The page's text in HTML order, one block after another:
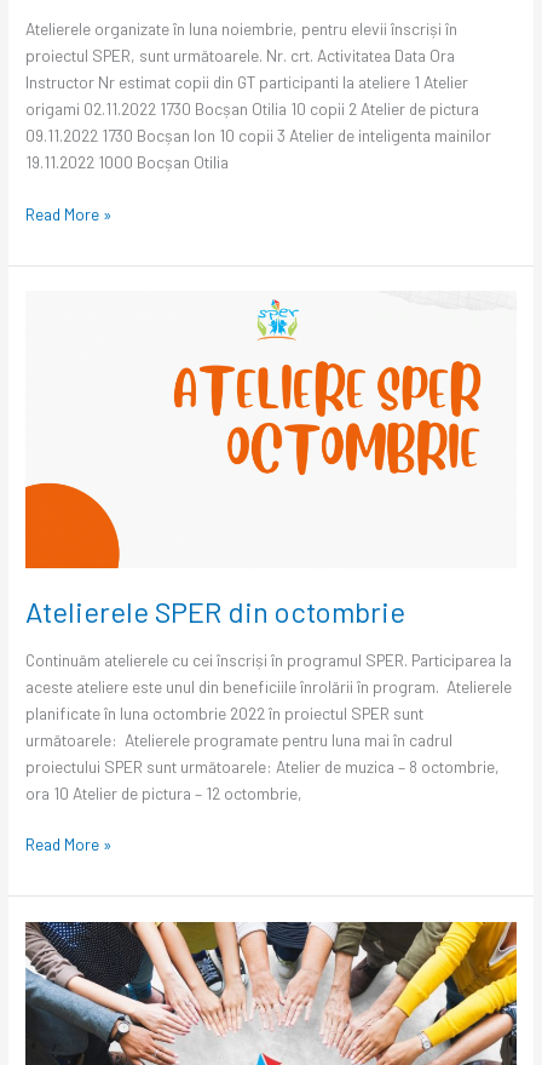
Atelierele organizate în luna noiembrie, pentru elevii înscriși în
proiectul SPER, sunt următoarele. Nr. crt. Activitatea Data Ora
Instructor Nr estimat copii din GT participanti la ateliere 1 Atelier
origami 02.11.2022 1730 Bocșan Otilia 10 copii 2 Atelier de pictura
09.11.2022 1730 Bocșan Ion 10 copii 3 Atelier de inteligenta mainilor
19.11.2022 1000 Bocșan Otilia
Read More »
Atelierele SPER din octombrie
Continuăm atelierele cu cei înscriși în programul SPER. Participarea la
aceste ateliere este unul din beneficiile înrolării în program. Atelierele
planificate în luna octombrie 2022 în proiectul SPER sunt
următoarele: Atelierele programate pentru luna mai în cadrul
proiectului SPER sunt următoarele: Atelier de muzica – 8 octombrie,
ora 10 Atelier de pictura – 12 octombrie,
Read More »
Peste
200
de
copii